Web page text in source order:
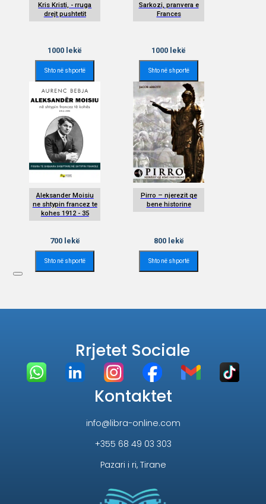
Kris Kristi, - rruga
drejt pushtetit
1000 lekë
Shto në shportë
Sarkozi, pranvera e
Frances
1000 lekë
Shto në shportë
Aleksander Moisiu
ne shtypin francez te
kohes 1912 - 35
700lekë
Shto në shportë
Pirro – njerezit qe
bene historine
800lekë
Shto në shportë
Rrjetet Sociale
Kontaktet
info@libra-online.com
+355 68 49 03 303
Pazari i ri, Tirane